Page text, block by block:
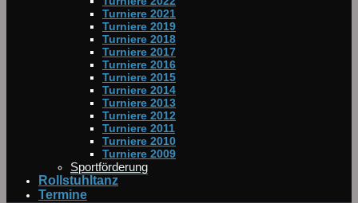
Turniere 2021
Turniere 2019
Turniere 2018
Turniere 2017
Turniere 2016
Turniere 2015
Turniere 2014
Turniere 2013
Turniere 2012
Turniere 2011
Turniere 2010
Turniere 2009
Sportförderung
Rollstuhltanz
Termine